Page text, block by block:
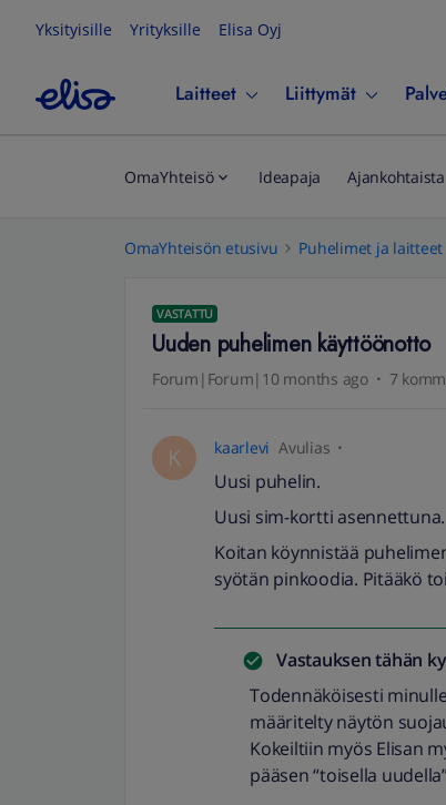
Yksityisille Yrityksille Elisa Oyj
Laitteet Liittymät
OmaYhteisö Ideapaja Ajankohtaista
OmaYhteisön etusivu Puhelimet ja laitteet
VASTATTU
Uuden puhelimen käyttöönotto
Forum|Forum|10 months ago 7
K kaarlevi Avulias
Uusi puhelin.
Uusi sim-kortti asennettuna.
Koitan köynnistää
syötän pinkoodia. Pitääkö
Vastauksen tähän
Todennäköisesti
määritelty näytön
Kokeiltiin myös Elisan
pääsen “toisella